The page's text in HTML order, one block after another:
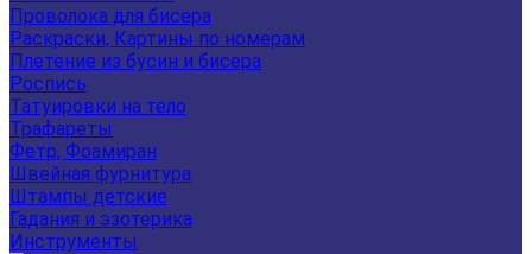
Проволока для бисера
Раскраски, Картины по номерам
Плетение из бусин и бисера
Роспись
Татуировки на тело
Трафареты
Фетр, Фоамиран
Швейная фурнитура
Штампы детские
Гадания и эзотерика
Инструменты